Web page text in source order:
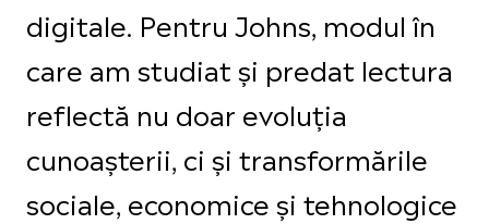
digitale. Pentru Johns, modul în
care am studiat și predat lectura
reflectă nu doar evoluția
cunoașterii, ci și transformările
sociale, economice și tehnologice